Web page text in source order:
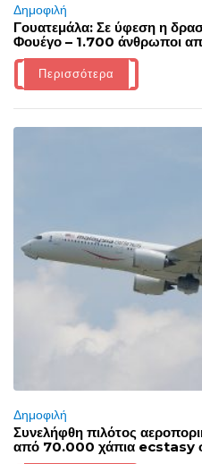
Δημοφιλή
Γουατεμάλα: Σε ύφεση η
Φουέγο – 1.700 άνθρωποι
Περισσότερα
Δημοφιλή
Συνελήφθη πιλότος
από 70.000 χάπια ecstasy